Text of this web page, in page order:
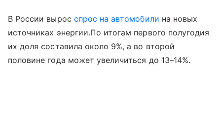
В России вырос спрос на автомобили на новых
источниках энергии.По итогам первого полугодия
их доля составила около 9%, а во второй
половине года может увеличиться до 13–14%.